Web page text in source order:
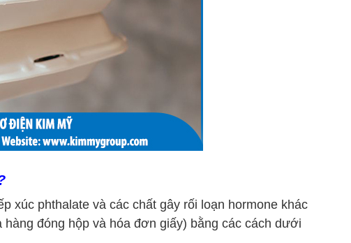
xúc phthalate và các chất gây rối loạn hormone khác
đóng hộp và hóa đơn giấy) bằng các cách dưới